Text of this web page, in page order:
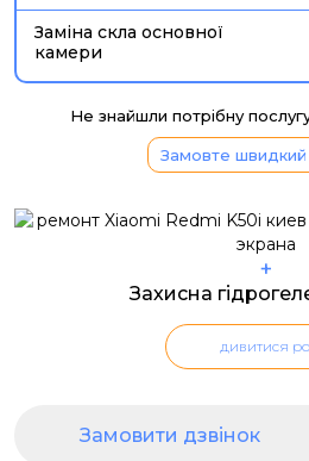
Заміна скла основної
камери
Не знайшли потрібну
Замовте швидкий
+
Захисна
дивитися
Замовити дзвінок